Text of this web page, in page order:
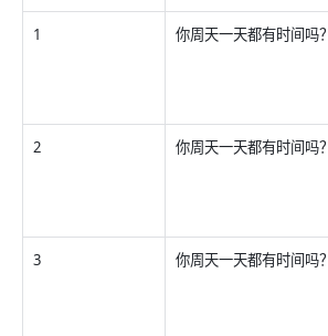
1 你周天一天都有时间吗？
2 你周天一天都有时间吗？
3 你周天一天都有时间吗？